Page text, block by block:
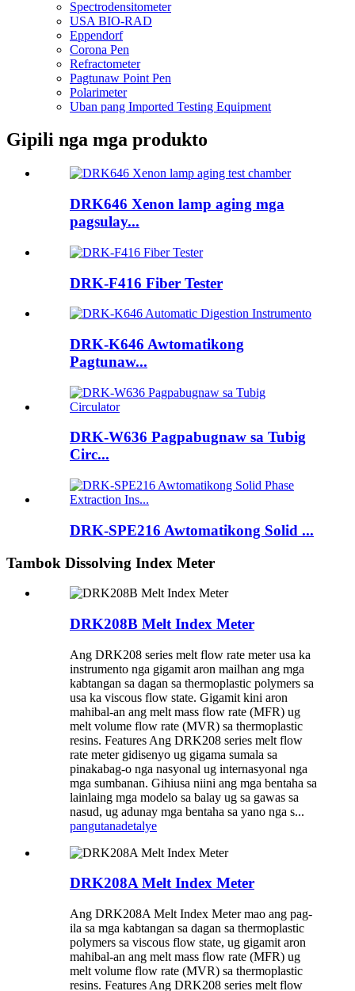
Spectrodensitometer
USA BIO-RAD
Eppendorf
Corona Pen
Refractometer
Pagtunaw Point Pen
Polarimeter
Uban pang Imported Testing Equipment
Gipili nga mga produkto
DRK646 Xenon lamp aging mga
pagsulay...
DRK-F416 Fiber Tester
DRK-K646 Awtomatikong
Pagtunaw...
DRK-W636 Pagpabugnaw sa Tubig
Circ...
DRK-SPE216 Awtomatikong Solid ...
Tambok Dissolving Index Meter
DRK208B Melt Index Meter
Ang DRK208 series melt flow rate meter usa ka
instrumento nga gigamit aron mailhan ang mga
kabtangan sa dagan sa thermoplastic polymers sa
usa ka viscous flow state. Gigamit kini aron
mahibal-an ang melt mass flow rate (MFR) ug
melt volume flow rate (MVR) sa thermoplastic
resins. Features Ang DRK208 series melt flow
rate meter gidisenyo ug gigama sumala sa
pinakabag-o nga nasyonal ug internasyonal nga
mga sumbanan. Gihiusa niini ang mga bentaha sa
lainlaing mga modelo sa balay ug sa gawas sa
nasud, ug adunay mga bentaha sa yano nga s...
pangutanadetalye
DRK208A Melt Index Meter
Ang DRK208A Melt Index Meter mao ang pag-
ila sa mga kabtangan sa dagan sa thermoplastic
polymers sa viscous flow state, ug gigamit aron
mahibal-an ang melt mass flow rate (MFR) ug
melt volume flow rate (MVR) sa thermoplastic
resins. Features Ang DRK208 series melt flow